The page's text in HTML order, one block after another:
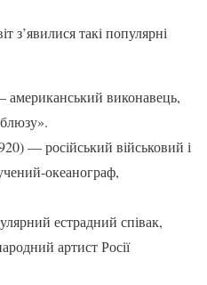
з’явилися такі популярні
американський виконавець,
— російський військовий і
океанограф,
естрадний співак,
артист Росії